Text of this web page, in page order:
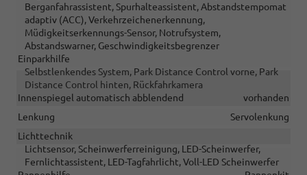
Berganfahrassistent, Spurhalteassistent, Abstandstempomat
adaptiv (ACC), Verkehrzeichenerkennung,
Müdigkeitserkennungs-Sensor, Notrufsystem,
Abstandswarner, Geschwindigkeitsbegrenzer
Einparkhilfe
Selbstlenkendes System, Park Distance Control vorne, Park
Distance Control hinten, Rückfahrkamera
Innenspiegel automatisch abblendend
vorhanden
Lenkung
Servolenkung
Lichttechnik
Lichtsensor, Scheinwerferreinigung, LED-Scheinwerfer,
Fernlichtassistent, LED-Tagfahrlicht, Voll-LED Scheinwerfer